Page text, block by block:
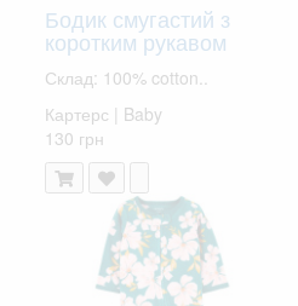
Бодик смугастий з
коротким рукавом
Склад: 100% cotton..
Картерс | Baby
130 грн